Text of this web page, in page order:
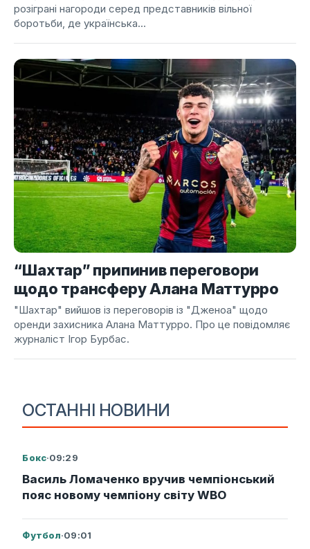
ОСТАННІ НОВИНИ
Бокс·09:29
Василь Ломаченко вручив чемпіонський
пояс новому чемпіону світу WBO
Футбол·09:01
розіграні нагороди серед представників вільної
боротьби, де українська...
“Шахтар” припинив переговори
щодо трансферу Алана Маттурро
"Шахтар" вийшов із переговорів із "Дженоа" щодо
оренди захисника Алана Маттурро. Про це повідомляє
журналіст Ігор Бурбас.